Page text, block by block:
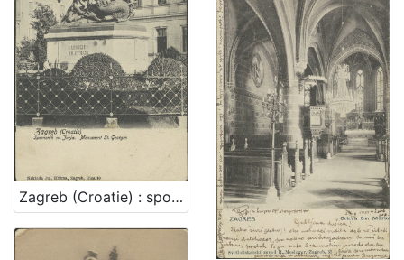
Zagreb (Croatie) : spomenik sv. Jurja = monument St. Georges